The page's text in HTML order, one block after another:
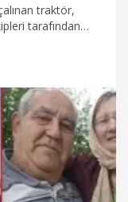
traktör,
tarafından